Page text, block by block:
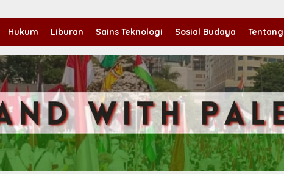
Hukum Liburan Sains Teknologi Sosial Budaya